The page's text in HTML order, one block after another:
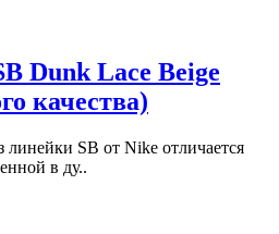
Dunk Lace Beige
качества)
линейки SB от Nike отличается
в ду..